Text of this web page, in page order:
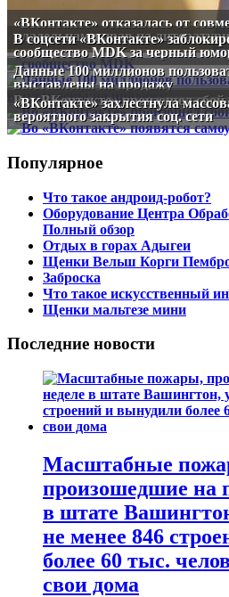
«ВКонтакте» отказалась от
владельцами прав на
В соцсети «ВКонтакте»
сообщество MDK за черный
Данные 100 миллионов
выставлены на продажу
Во «ВКонтакте» произошел сбой
«ВКонтакте» захлестнула
вероятного закрытия соц. сети
Популярное
Что такое андроид-робот?
Оборудование Центра
Полный обзор
Отдых в горах Адыгеи
Щенки Вельш Корги
Заброска
Что такое искусственный
Щенки мальтезе мини
Последние новости
Масштабные
произошедшие на
в штате
не менее 846
более 60 тыс.
свои дома